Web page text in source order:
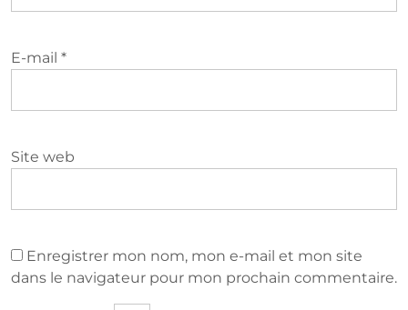
E-mail *
Site web
Enregistrer mon nom, mon e-mail et mon site
dans le navigateur pour mon prochain commentaire.